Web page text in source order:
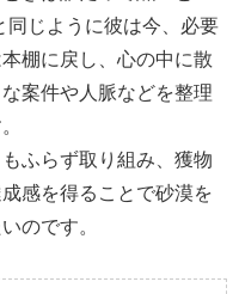
同じように彼は今、必要
棚に戻し、心の中に散
案件や人脈などを整理
ふらず取り組み、獲物
感を得ることで砂漠を
のです。